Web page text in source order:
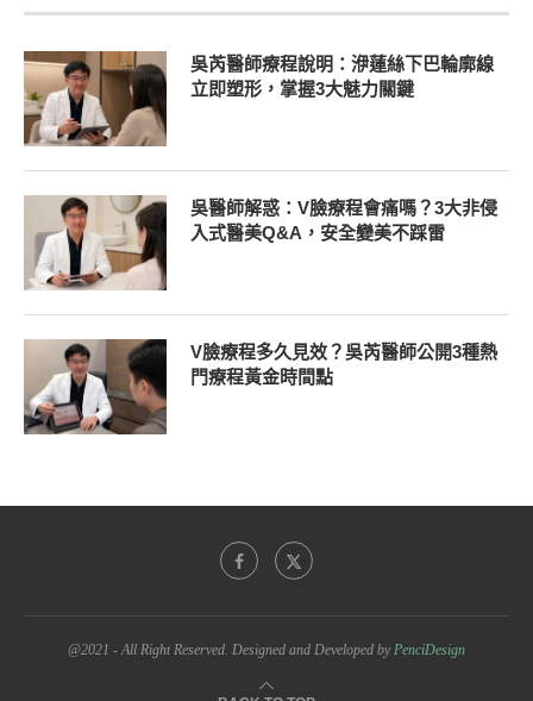
吳芮醫師療程說明：洢蓮絲下巴輪廓線
立即塑形，掌握3大魅力關鍵
吳醫師解惑：V臉療程會痛嗎？3大非侵
入式醫美Q&A，安全變美不踩雷
V臉療程多久見效？吳芮醫師公開3種熱
門療程黃金時間點
@2021 - All Right Reserved. Designed and Developed by PenciDesign